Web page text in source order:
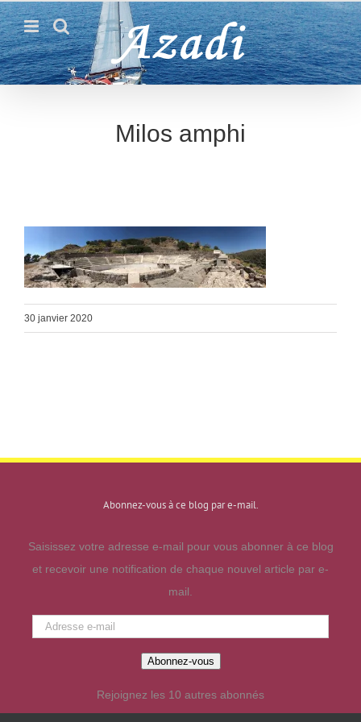
Passer
au
contenu
Milos amphi
30 janvier 2020
Abonnez-vous à ce blog par e-mail.
Saisissez votre adresse e-mail pour vous abonner à ce blog
et recevoir une notification de chaque nouvel article par e-
mail.
Adresse
Abonnez-vous
Rejoignez les 10 autres abonnés